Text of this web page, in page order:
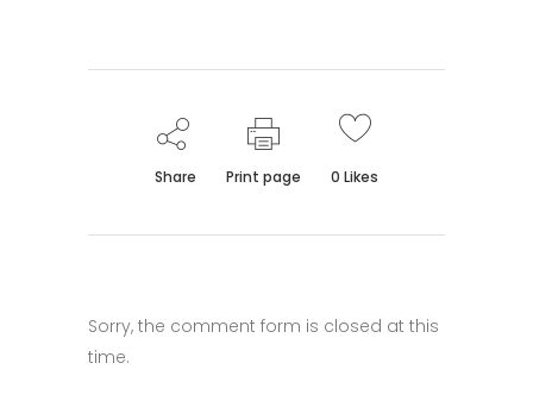
Share Print page 0 Likes
Sorry, the comment form is closed at this
time.